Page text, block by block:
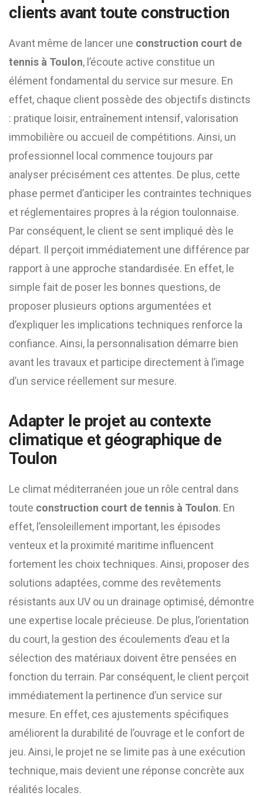
clients avant toute construction
Avant même de lancer une construction court de
tennis à Toulon, l’écoute active constitue un
élément fondamental du service sur mesure. En
effet, chaque client possède des objectifs distincts
: pratique loisir, entraînement intensif, valorisation
immobilière ou accueil de compétitions. Ainsi, un
professionnel local commence toujours par
analyser précisément ces attentes. De plus, cette
phase permet d’anticiper les contraintes techniques
et réglementaires propres à la région toulonnaise.
Par conséquent, le client se sent impliqué dès le
départ. Il perçoit immédiatement une différence par
rapport à une approche standardisée. En effet, le
simple fait de poser les bonnes questions, de
proposer plusieurs options argumentées et
d’expliquer les implications techniques renforce la
confiance. Ainsi, la personnalisation démarre bien
avant les travaux et participe directement à l’image
d’un service réellement sur mesure.
Adapter le projet au contexte
climatique et géographique de
Toulon
Le climat méditerranéen joue un rôle central dans
toute construction court de tennis à Toulon. En
effet, l’ensoleillement important, les épisodes
venteux et la proximité maritime influencent
fortement les choix techniques. Ainsi, proposer des
solutions adaptées, comme des revêtements
résistants aux UV ou un drainage optimisé, démontre
une expertise locale précieuse. De plus, l’orientation
du court, la gestion des écoulements d’eau et la
sélection des matériaux doivent être pensées en
fonction du terrain. Par conséquent, le client perçoit
immédiatement la pertinence d’un service sur
mesure. En effet, ces ajustements spécifiques
améliorent la durabilité de l’ouvrage et le confort de
jeu. Ainsi, le projet ne se limite pas à une exécution
technique, mais devient une réponse concrète aux
réalités locales.